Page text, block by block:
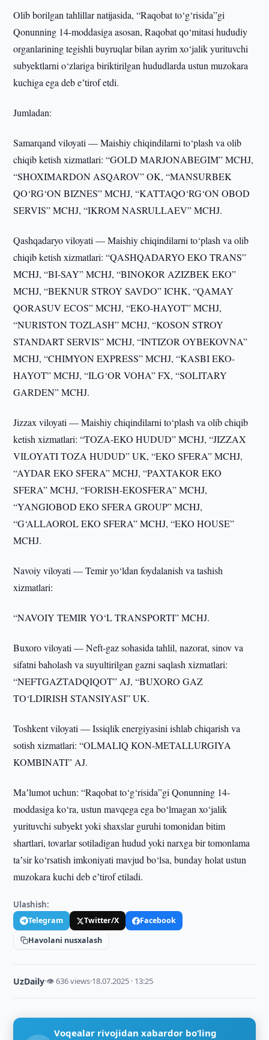
Olib borilgan tahlillar natijasida, “Raqobat to‘g‘risida”gi
Qonunning 14-moddasiga asosan, Raqobat qo‘mitasi hududiy
organlarining tegishli buyruqlar bilan ayrim xo‘jalik yurituvchi
subyektlarni o‘zlariga biriktirilgan hududlarda ustun muzokara
kuchiga ega deb eʼtirof etdi.
Jumladan:
Samarqand viloyati — Maishiy chiqindilarni to‘plash va olib
chiqib ketish xizmatlari: “GOLD MARJONABEGIM” MCHJ,
“SHOXIMARDON ASQAROV” OK, “MANSURBEK
QO‘RG‘ON BIZNES” MCHJ, “KATTAQO‘RG‘ON OBOD
SERVIS” MCHJ, “IKROM NASRULLAEV” MCHJ.
Qashqadaryo viloyati — Maishiy chiqindilarni to‘plash va olib
chiqib ketish xizmatlari: “QASHQADARYO EKO TRANS”
MCHJ, “BI-SAY” MCHJ, “BINOKOR AZIZBEK EKO”
MCHJ, “BEKNUR STROY SAVDO” ICHK, “QAMAY
QORASUV ECOS” MCHJ, “EKO-HAYOT” MCHJ,
“NURISTON TOZLASH” MCHJ, “KOSON STROY
STANDART SERVIS” MCHJ, “INTIZOR OYBEKOVNA”
MCHJ, “CHIMYON EXPRESS” MCHJ, “KASBI EKO-
HAYOT” MCHJ, “ILG‘OR VOHA” FX, “SOLITARY
GARDEN” MCHJ.
Jizzax viloyati — Maishiy chiqindilarni to‘plash va olib chiqib
ketish xizmatlari: “TOZA-EKO HUDUD” MCHJ, “JIZZAX
VILOYATI TOZA HUDUD” UK, “EKO SFERA” MCHJ,
“AYDAR EKO SFERA” MCHJ, “PAXTAKOR EKO
SFERA” MCHJ, “FORISH-EKOSFERA” MCHJ,
“YANGIOBOD EKO SFERA GROUP” MCHJ,
“G‘ALLAOROL EKO SFERA” MCHJ, “EKO HOUSE”
MCHJ.
Navoiy viloyati — Temir yo‘ldan foydalanish va tashish
xizmatlari:
“NAVOIY TEMIR YO‘L TRANSPORTI” MCHJ.
Buxoro viloyati — Neft-gaz sohasida tahlil, nazorat, sinov va
sifatni baholash va suyultirilgan gazni saqlash xizmatlari:
“NEFTGAZTADQIQOT” AJ, “BUXORO GAZ
TO‘LDIRISH STANSIYASI” UK.
Toshkent viloyati — Issiqlik energiyasini ishlab chiqarish va
sotish xizmatlari: “OLMALIQ KON-METALLURGIYA
KOMBINATI” AJ.
Maʼlumot uchun: “Raqobat to‘g‘risida”gi Qonunning 14-
moddasiga ko‘ra, ustun mavqega ega bo‘lmagan xo‘jalik
yurituvchi subyekt yoki shaxslar guruhi tomonidan bitim
shartlari, tovarlar sotiladigan hudud yoki narxga bir tomonlama
taʼsir ko‘rsatish imkoniyati mavjud bo‘lsa, bunday holat ustun
muzokara kuchi deb eʼtirof etiladi.
Ulashish:
Telegram Twitter/X
Facebook
Havolani nusxalash
UzDaily·👁 636 views·18.07.2025 · 13:25
Voqealar rivojidan xabardor bo‘ling